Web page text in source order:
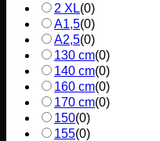
2 XL(0)
A1,5(0)
A2,5(0)
130 cm(0)
140 cm(0)
160 cm(0)
170 cm(0)
150(0)
155(0)